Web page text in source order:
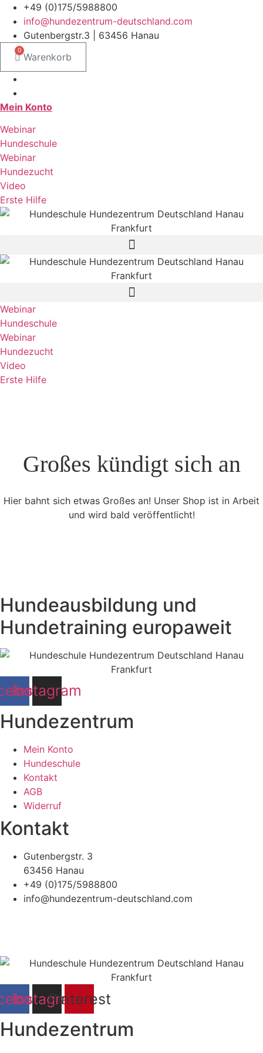
Zum
Inhalt
springen
+49 (0)175/5988800
info@hundezentrum-deutschland.com
Gutenbergstr.3 | 63456 Hanau
0
Warenkorb
Mein Konto
Webinar
Hundeschule
Webinar
Hundezucht
Video
Erste Hilfe
Webinar
Hundeschule
Webinar
Hundezucht
Video
Erste Hilfe
Großes kündigt sich an
Hier bahnt sich etwas Großes an! Unser Shop ist in Arbeit
und wird bald veröffentlicht!
Hundeausbildung und
Hundetraining europaweit
Instagram
Hundezentrum
Mein Konto
Hundeschule
Kontakt
AGB
Widerruf
Kontakt
Gutenbergstr. 3
63456 Hanau
+49 (0)175/5988800
info@hundezentrum-deutschland.com
Instagram
Pinterest
Hundezentrum